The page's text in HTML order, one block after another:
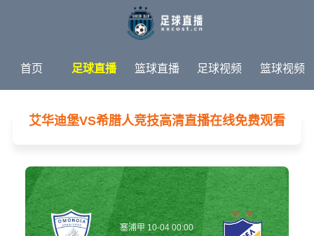
首页 足球直播 篮球直播 足球视频 篮球视频
足球新闻 篮球新闻 体育专题
艾华迪堡VS希腊人竞技高清直播在线免费观看
塞浦甲 10-04 00:00